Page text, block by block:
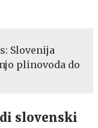
Slovenija
plinovoda do
slovenski